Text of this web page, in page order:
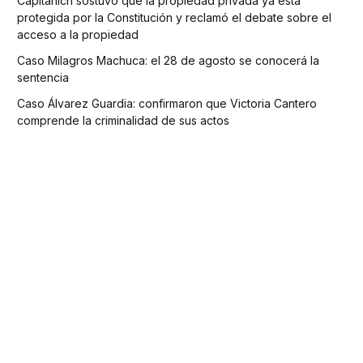
protegida por la Constitución y reclamó el debate sobre el
acceso a la propiedad
Caso Milagros Machuca: el 28 de agosto se conocerá la
sentencia
Caso Álvarez Guardia: confirmaron que Victoria Cantero
comprende la criminalidad de sus actos